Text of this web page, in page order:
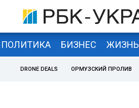
ПОЛИТИКА БИЗНЕС ЖИЗНЬ
DRONE DEALS ОРМУЗСКИЙ ПРОЛИВ